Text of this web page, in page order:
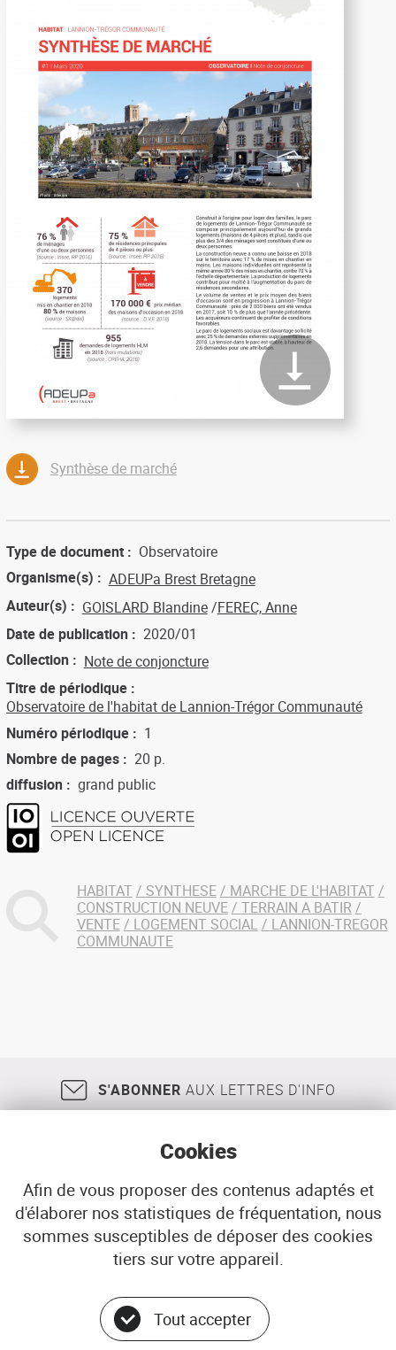
Synthèse de marché
Type de document
Observatoire
Organisme(s)
ADEUPa Brest Bretagne
Auteur(s)
GOISLARD Blandine FEREC, Anne
Date de publication
2020/01
Collection
Note de conjoncture
Titre de périodique
Observatoire de l'habitat de Lannion-Trégor Communauté
Numéro périodique
1
Nombre de pages
20 p.
diffusion
grand public
HABITAT SYNTHESE
MARCHE DE L'HABITAT
CONSTRUCTION NEUVE
TERRAIN A BATIR
VENTE
LOGEMENT SOCIAL
LANNION-TREGOR
COMMUNAUTE
S'ABONNER AUX LETTRES D'INFO
18, rue Jean Jaurès 29200 BREST
02 98 33 51 71
CONTACT
© ADEUPa
Cookies
Afin de vous proposer des contenus adaptés et
d'élaborer nos statistiques de fréquentation, nous
sommes susceptibles de déposer des cookies
tiers sur votre appareil.
Tout accepter